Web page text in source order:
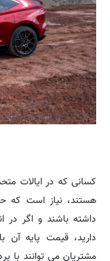
داشته باشند و اگر